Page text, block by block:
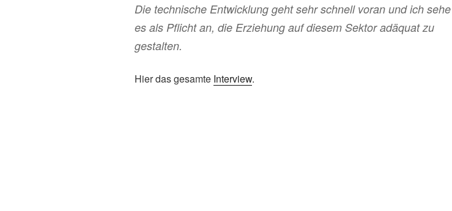
Die technische Entwicklung geht sehr schnell voran und ich sehe
es als Pflicht an, die Erziehung auf diesem Sektor adäquat zu
gestalten.
Hier das gesamte Interview.